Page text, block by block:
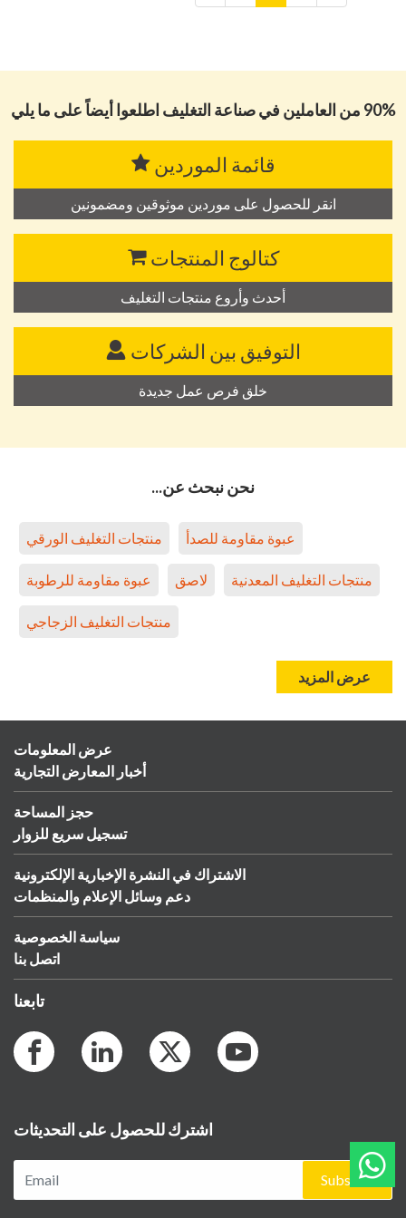
90% من العاملين في صناعة التغليف اطلعوا أيضاً على ما يلي
قائمة الموردين
انقر للحصول على موردين موثوقين ومضمونين
كتالوج المنتجات
أحدث وأروع منتجات التغليف
التوفيق بين الشركات
خلق فرص عمل جديدة
نحن نبحث عن...
منتجات التغليف الورقي عبوة مقاومة للصدأ
عبوة مقاومة للرطوبة لاصق منتجات التغليف المعدنية
منتجات التغليف الزجاجي
عرض المزيد
عرض المعلومات
أخبار المعارض التجارية
حجز المساحة
تسجيل سريع للزوار
الاشتراك في النشرة الإخبارية الإلكترونية
دعم وسائل الإعلام والمنظمات
سياسة الخصوصية
اتصل بنا
تابعنا
اشترك للحصول على التحديثات
Subscribe